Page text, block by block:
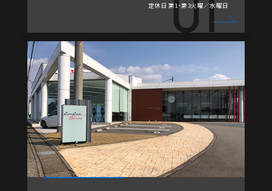
定休日 第1・第3火曜／水曜日